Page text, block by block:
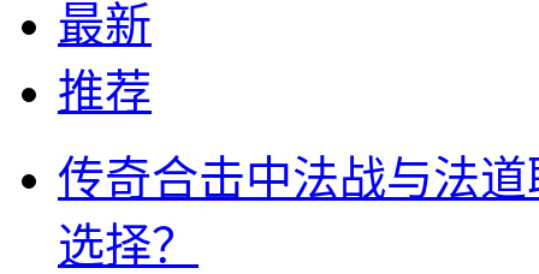
最新
推荐
传奇合击中法战与法
选择？